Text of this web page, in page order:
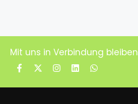
Mit uns in Verbindung bleiben